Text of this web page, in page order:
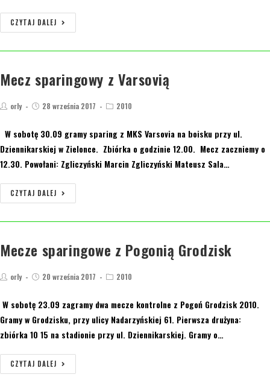
CZYTAJ DALEJ
Mecz sparingowy z Varsovią
orly 28 września 2017 2010
W sobotę 30.09 gramy sparing z MKS Varsovia na boisku przy ul.
Dziennikarskiej w Zielonce. Zbiórka o godzinie 12.00. Mecz zaczniemy o
12.30. Powołani: Zgliczyński Marcin Zgliczyński Mateusz Sala…
CZYTAJ DALEJ
Mecze sparingowe z Pogonią Grodzisk
orly 20 września 2017 2010
W sobotę 23.09 zagramy dwa mecze kontrolne z Pogoń Grodzisk 2010.
Gramy w Grodzisku, przy ulicy Nadarzyńskiej 61. Pierwsza drużyna:
zbiórka 10 15 na stadionie przy ul. Dziennikarskiej. Gramy o…
CZYTAJ DALEJ